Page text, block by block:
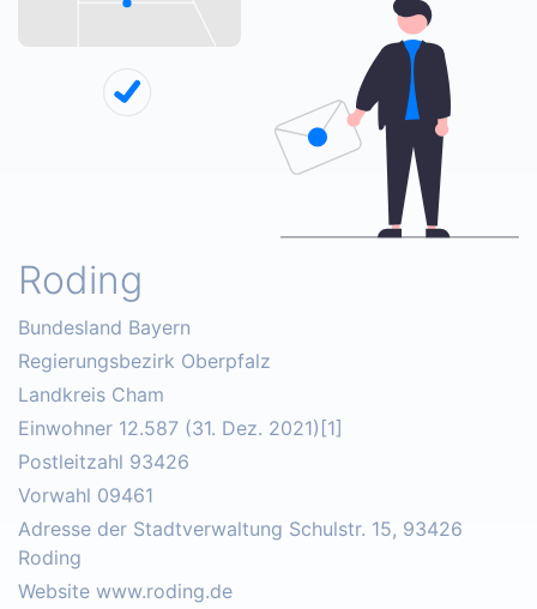
Roding
Bundesland Bayern
Regierungsbezirk Oberpfalz
Landkreis Cham
Einwohner 12.587 (31. Dez. 2021)[1]
Postleitzahl 93426
Vorwahl 09461
Adresse der Stadtverwaltung Schulstr. 15, 93426
Roding
Website www.roding.de